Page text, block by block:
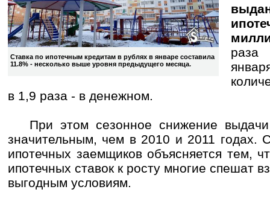
Ставка по ипотечным кредитам в рублях в январе составила
11.8% - несколько выше уровня предыдущего месяца.
в 1,9 раза - в денежном.
При этом сезонное снижение
значительным, чем в 2010 и 2011 годах.
ипотечных заемщиков объясняется тем,
ипотечных ставок к росту многие спешат
выгодным условиям.